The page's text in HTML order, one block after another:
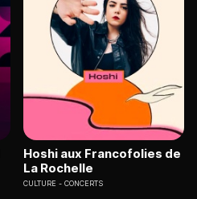
Hoshi aux Francofolies de
La Rochelle
CULTURE CONCERTS